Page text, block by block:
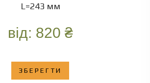
L=243 мм
від: 820 ₴
ЗБЕРЕГТИ